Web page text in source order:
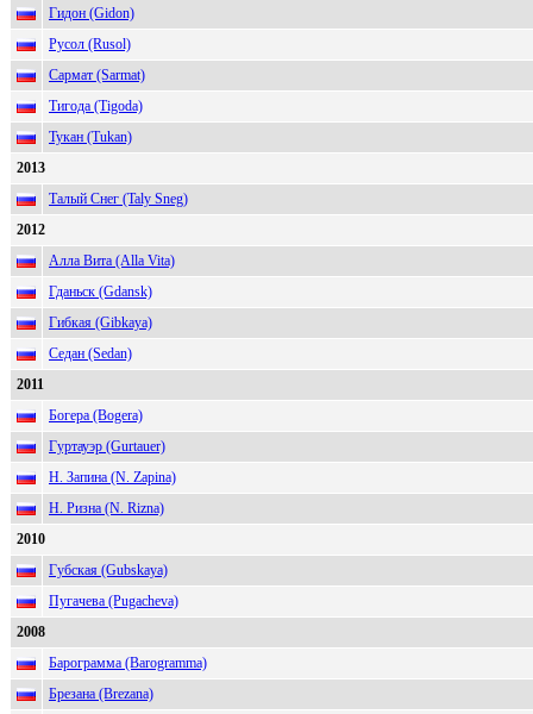
Гидон (Gidon)
Русол (Rusol)
Сармат (Sarmat)
Тигода (Tigoda)
Тукан (Tukan)
2013
Талый Снег (Taly Sneg)
2012
Алла Вита (Alla Vita)
Гданьск (Gdansk)
Гибкая (Gibkaya)
Седан (Sedan)
2011
Богера (Bogera)
Гуртауэр (Gurtauer)
Н. Запина (N. Zapina)
Н. Ризна (N. Rizna)
2010
Губская (Gubskaya)
Пугачева (Pugacheva)
2008
Барограмма (Barogramma)
Брезана (Brezana)